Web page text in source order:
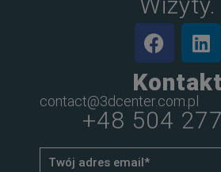
Kontakt
contact@3dcenter.com.pl
+48 504